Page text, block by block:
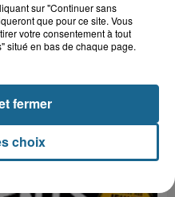
sur "Continuer sans
que pour ce site. Vous
votre consentement à tout
situé en bas de chaque page.
choix
fermer